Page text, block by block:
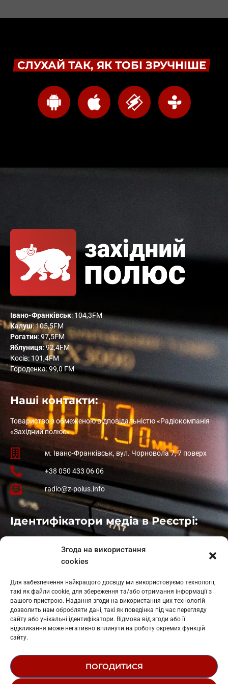
Згода на використання
cookies
Для забезпечення найкращого досвіду ми використовуємо технології,
такі як файли cookie, для збереження та/або отримання інформації з
вашого пристрою. Надання згоди на використання цих технологій
дозволить нам обробляти дані, такі як поведінка під час перегляду
сайту або унікальні ідентифікатори. Відмова від згоди або її
відкликання може негативно вплинути на роботу окремих функцій
сайту.
ПОГОДИТИСЯ
СЛУХАЙ ТАК, ЯК ТОБІ ЗРУЧНІШЕ
Івано-Франківськ: 104,3FM
Калуш: 105,5FM
Рогатин: 97,5FM
Яблуниця: 92,4FM
Косів: 101,4FM
Городенка: 99,0 FM
Наші контакти:
Товариство з обмеженою відповідальністю «Радіокомпанія
«Західний полюс»
м. Івано-Франківськ, вул. Чорновола 7, 7 поверх
+38 050 433 06 06
radio@z-polus.info
Ідентифікатори медіа в Реєстрі:
: L11-01410
: L11-01801
Косів: L11-01805
Гарасимів: L11-02274
© 1995-2026 РК «ЗАХІДНИЙ ПОЛЮС»